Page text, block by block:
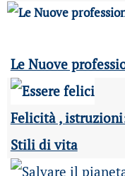
Le Nuove
Felicità ,
Stili di vita